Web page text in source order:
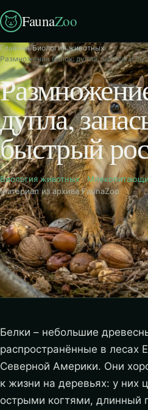
FaunaZoo
Главная›Биология животных›
Размножение белок: дупла, запасы и
дупла,
быстрый
Биология животных·
Материал из архива FaunaZoo
Белки – небольшие
распространённые в лесах
Северной Америки. Они
к жизни на деревьях: у них
острыми когтями, длинный